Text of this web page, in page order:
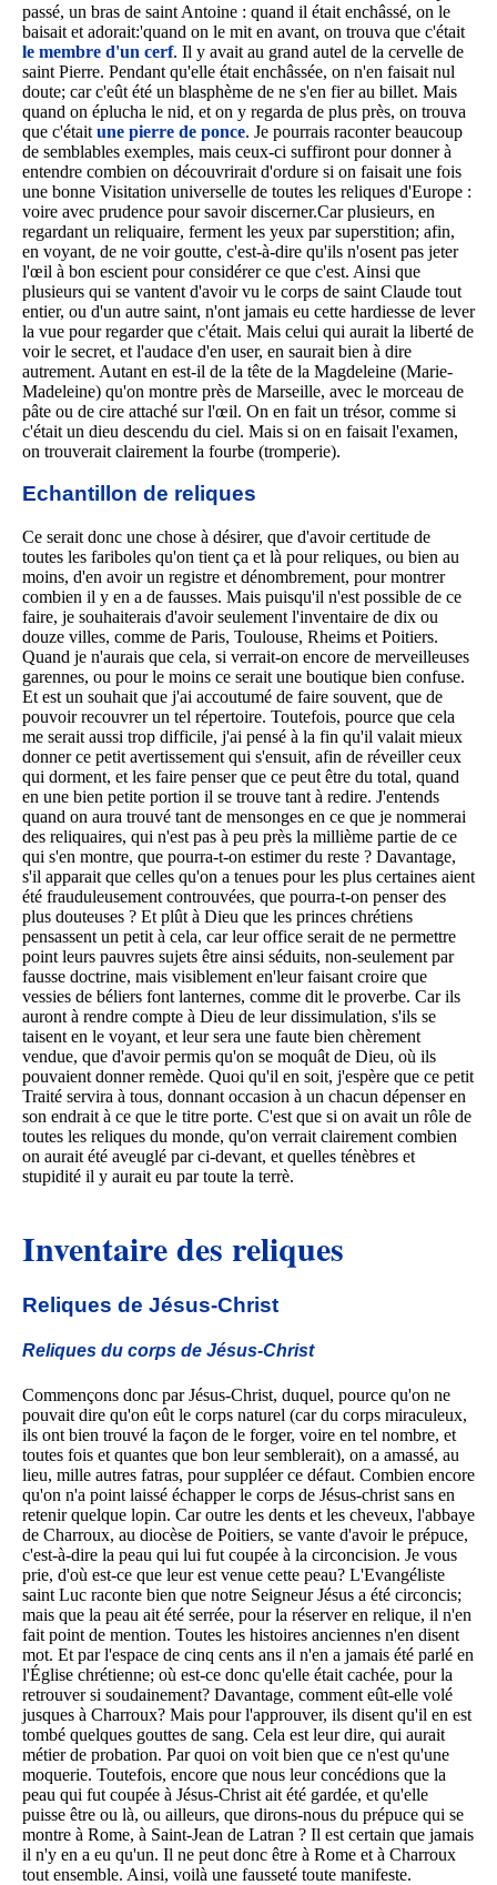
passé, un bras de saint Antoine : quand il était enchâssé, on le
baisait et adorait:'quand on le mit en avant, on trouva que c'était
le membre d'un cerf. Il y avait au grand autel de la cervelle de
saint Pierre. Pendant qu'elle était enchâssée, on n'en faisait nul
doute; car c'eût été un blasphème de ne s'en fier au billet. Mais
quand on éplucha le nid, et on y regarda de plus près, on trouva
que c'était une pierre de ponce. Je pourrais raconter beaucoup
de semblables exemples, mais ceux-ci suffiront pour donner à
entendre combien on découvrirait d'ordure si on faisait une fois
une bonne Visitation universelle de toutes les reliques d'Europe :
voire avec prudence pour savoir discerner.Car plusieurs, en
regardant un reliquaire, ferment les yeux par superstition; afin,
en voyant, de ne voir goutte, c'est-à-dire qu'ils n'osent pas jeter
l'œil à bon escient pour considérer ce que c'est. Ainsi que
plusieurs qui se vantent d'avoir vu le corps de saint Claude tout
entier, ou d'un autre saint, n'ont jamais eu cette hardiesse de lever
la vue pour regarder que c'était. Mais celui qui aurait la liberté de
voir le secret, et l'audace d'en user, en saurait bien à dire
autrement. Autant en est-il de la tête de la Magdeleine (Marie-
Madeleine) qu'on montre près de Marseille, avec le morceau de
pâte ou de cire attaché sur l'œil. On en fait un trésor, comme si
c'était un dieu descendu du ciel. Mais si on en faisait l'examen,
on trouverait clairement la fourbe (tromperie).
Echantillon de reliques
Ce serait donc une chose à désirer, que d'avoir certitude de
toutes les fariboles qu'on tient ça et là pour reliques, ou bien au
moins, d'en avoir un registre et dénombrement, pour montrer
combien il y en a de fausses. Mais puisqu'il n'est possible de ce
faire, je souhaiterais d'avoir seulement l'inventaire de dix ou
douze villes, comme de Paris, Toulouse, Rheims et Poitiers.
Quand je n'aurais que cela, si verrait-on encore de merveilleuses
garennes, ou pour le moins ce serait une boutique bien confuse.
Et est un souhait que j'ai accoutumé de faire souvent, que de
pouvoir recouvrer un tel répertoire. Toutefois, pource que cela
me serait aussi trop difficile, j'ai pensé à la fin qu'il valait mieux
donner ce petit avertissement qui s'ensuit, afin de réveiller ceux
qui dorment, et les faire penser que ce peut être du total, quand
en une bien petite portion il se trouve tant à redire. J'entends
quand on aura trouvé tant de mensonges en ce que je nommerai
des reliquaires, qui n'est pas à peu près la millième partie de ce
qui s'en montre, que pourra-t-on estimer du reste ? Davantage,
s'il apparait que celles qu'on a tenues pour les plus certaines aient
été frauduleusement controuvées, que pourra-t-on penser des
plus douteuses ? Et plût à Dieu que les princes chrétiens
pensassent un petit à cela, car leur office serait de ne permettre
point leurs pauvres sujets être ainsi séduits, non-seulement par
fausse doctrine, mais visiblement en'leur faisant croire que
vessies de béliers font lanternes, comme dit le proverbe. Car ils
auront à rendre compte à Dieu de leur dissimulation, s'ils se
taisent en le voyant, et leur sera une faute bien chèrement
vendue, que d'avoir permis qu'on se moquât de Dieu, où ils
pouvaient donner remède. Quoi qu'il en soit, j'espère que ce petit
Traité servira à tous, donnant occasion à un chacun dépenser en
son endrait à ce que le titre porte. C'est que si on avait un rôle de
toutes les reliques du monde, qu'on verrait clairement combien
on aurait été aveuglé par ci-devant, et quelles ténèbres et
stupidité il y aurait eu par toute la terrè.
Inventaire des reliques
Reliques de Jésus-Christ
Reliques du corps de Jésus-Christ
Commençons donc par Jésus-Christ, duquel, pource qu'on ne
pouvait dire qu'on eût le corps naturel (car du corps miraculeux,
ils ont bien trouvé la façon de le forger, voire en tel nombre, et
toutes fois et quantes que bon leur semblerait), on a amassé, au
lieu, mille autres fatras, pour suppléer ce défaut. Combien encore
qu'on n'a point laissé échapper le corps de Jésus-christ sans en
retenir quelque lopin. Car outre les dents et les cheveux, l'abbaye
de Charroux, au diocèse de Poitiers, se vante d'avoir le prépuce,
c'est-à-dire la peau qui lui fut coupée à la circoncision. Je vous
prie, d'où est-ce que leur est venue cette peau? L'Evangéliste
saint Luc raconte bien que notre Seigneur Jésus a été circoncis;
mais que la peau ait été serrée, pour la réserver en relique, il n'en
fait point de mention. Toutes les histoires anciennes n'en disent
mot. Et par l'espace de cinq cents ans il n'en a jamais été parlé en
l'Église chrétienne; où est-ce donc qu'elle était cachée, pour la
retrouver si soudainement? Davantage, comment eût-elle volé
jusques à Charroux? Mais pour l'approuver, ils disent qu'il en est
tombé quelques gouttes de sang. Cela est leur dire, qui aurait
métier de probation. Par quoi on voit bien que ce n'est qu'une
moquerie. Toutefois, encore que nous leur concédions que la
peau qui fut coupée à Jésus-Christ ait été gardée, et qu'elle
puisse être ou là, ou ailleurs, que dirons-nous du prépuce qui se
montre à Rome, à Saint-Jean de Latran ? Il est certain que jamais
il n'y en a eu qu'un. Il ne peut donc être à Rome et à Charroux
tout ensemble. Ainsi, voilà une fausseté toute manifeste.